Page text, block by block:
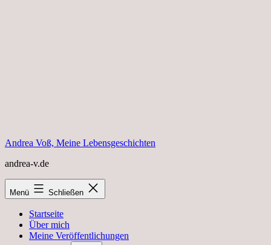
Andrea Voß, Meine Lebensgeschichten
andrea-v.de
Menü Schließen
Startseite
Über mich
Meine Veröffentlichungen